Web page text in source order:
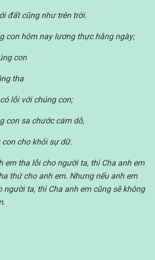
đất cũng như trên trời.
con hôm nay lương thực hằng ngày;
con
tha
lỗi với chúng con;
con sa chước cám dỗ,
cho khỏi sự dữ.
em tha lỗi cho người ta, thì Cha anh em
thứ cho anh em. Nhưng nếu anh em
người ta, thì Cha anh em cũng sẽ không